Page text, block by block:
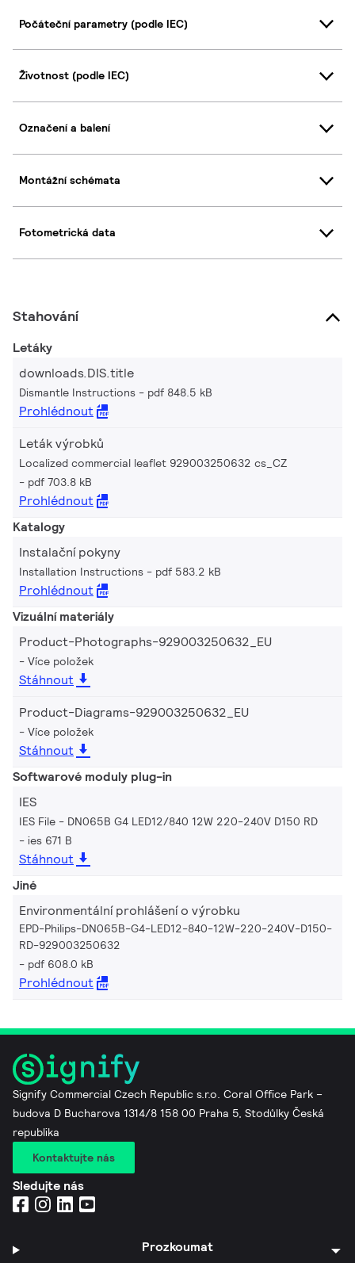
Počáteční parametry (podle IEC)
Životnost (podle IEC)
Označení a balení
Montážní schémata
Fotometrická data
Stahování
Letáky
downloads.DIS.title
Dismantle Instructions pdf 848.5 kB
Prohlédnout
Leták výrobků
Localized commercial leaflet 929003250632 cs_CZ
pdf 703.8 kB
Prohlédnout
Katalogy
Instalační pokyny
Installation Instructions pdf 583.2 kB
Prohlédnout
Vizuální materiály
Product-Photographs-929003250632_EU
Více položek
Stáhnout
Product-Diagrams-929003250632_EU
Více položek
Stáhnout
Softwarové moduly plug-in
IES
IES File - DN065B G4 LED12/840 12W 220-240V D150 RD
ies 671 B
Stáhnout
Jiné
Environmentální prohlášení o výrobku
EPD-Philips-DN065B-G4-LED12-840-12W-220-240V-D150-
RD-929003250632
pdf 608.0 kB
Prohlédnout
Signify Commercial Czech Republic s.r.o. Coral Office Park –
budova D Bucharova 1314/8 158 00 Praha 5, Stodůlky Česká
republika
Kontaktujte nás
Sledujte nás
Prozkoumat